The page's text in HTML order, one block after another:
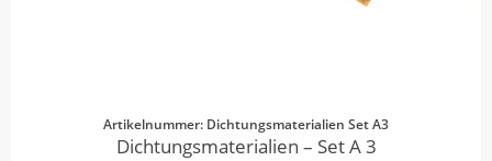
Artikelnummer: Dichtungsmaterialien Set A3
Dichtungsmaterialien – Set A 3